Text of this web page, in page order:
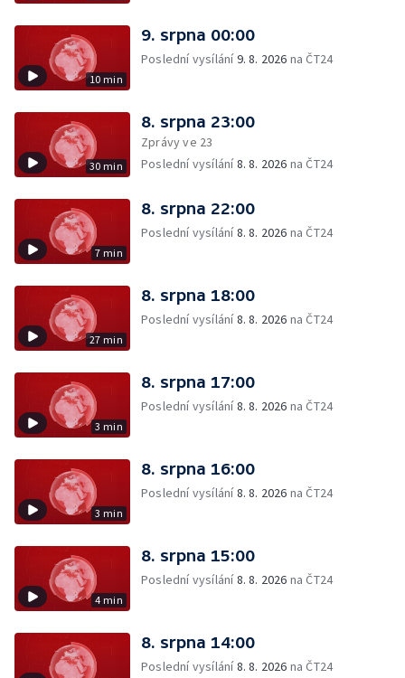
10 min
9. srpna 00:00
Poslední vysílání9. 8. 2026 na ČT24
30 min
8. srpna 23:00
Zprávy ve 23
Poslední vysílání8. 8. 2026 na ČT24
7 min
8. srpna 22:00
Poslední vysílání8. 8. 2026 na ČT24
27 min
8. srpna 18:00
Poslední vysílání8. 8. 2026 na ČT24
3 min
8. srpna 17:00
Poslední vysílání8. 8. 2026 na ČT24
3 min
8. srpna 16:00
Poslední vysílání8. 8. 2026 na ČT24
4 min
8. srpna 15:00
Poslední vysílání8. 8. 2026 na ČT24
8. srpna 14:00
Poslední vysílání8. 8. 2026 na ČT24